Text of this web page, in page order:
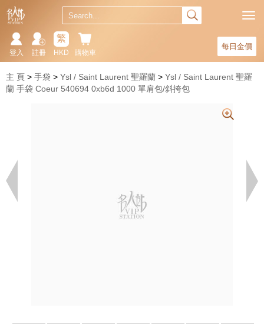
每日金價
購物車
繁
HKD
註冊
登入
主 頁 手袋 Ysl / Saint Laurent 聖羅蘭
Ysl / Saint Laurent 聖羅
蘭 手袋 Coeur 540694 0xb6d 1000 單肩包/斜挎包